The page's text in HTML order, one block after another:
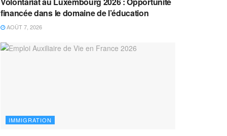
financée dans le domaine de l’éducation
AOÛT 7, 2026
IMMIGRATION